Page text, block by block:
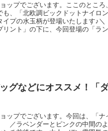
ップでございます。ここのとこ
、「北欧調ビックドットナイロ
イプの水玉柄が登場いたします
ント」の下に、今回登場の「ラ
グなどにオススメ！「
ップでございます。今回は、「
ラベンダーとピンクの中間のよ